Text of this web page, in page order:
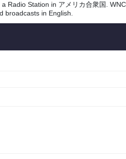
Radio Station in アメリカ合衆国.
broadcasts in English.